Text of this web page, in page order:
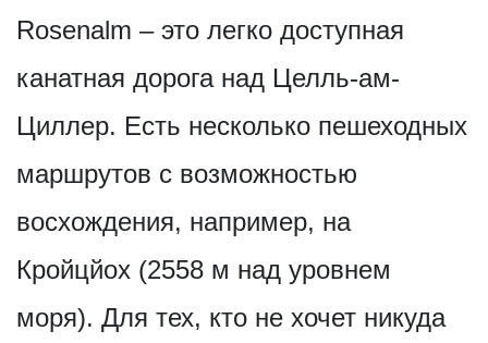
Rosenalm – это легко доступная
канатная дорога над Целль-ам-
Циллер. Есть несколько пешеходных
маршрутов с возможностью
восхождения, например, на
Кройцйох (2558 м над уровнем
моря). Для тех, кто не хочет никуда